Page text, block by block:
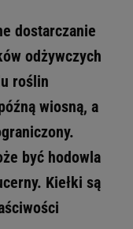
dostarczanie
odżywczych
roślin
wiosną, a
być hodowla
Kiełki są